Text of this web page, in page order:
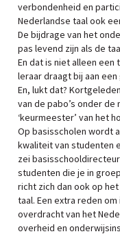
verbondenheid en
Nederlandse taal ook
De bijdrage van het
pas levend zijn als de
En dat is niet alleen een
leraar draagt bij aan
En, lukt dat?
van de pabo’s onder de
‘keurmeester’ van het
Op basisscholen wordt
kwaliteit van studenten
zei
studenten die je in
richt zich dan ook op
taal. Een extra reden
overdracht van het
overheid en